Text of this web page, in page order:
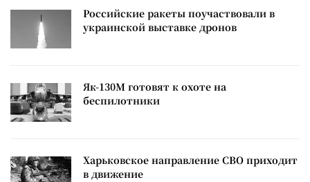
Российские ракеты поучаствовали в
украинской выставке дронов
Як-130М готовят к охоте на
беспилотники
Харьковское направление СВО приходит
в движение